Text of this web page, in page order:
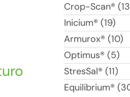
Crop-Scan®
Inicium® (19)
Armurox® (10)
Optimus® (5)
StresSal® (11)
Equilibrium®